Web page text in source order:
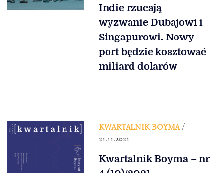
Indie rzucają
wyzwanie Dubajowi i
Singapurowi. Nowy
port będzie kosztować
miliard dolarów
KWARTALNIK BOYMA/
21.11.2021
Kwartalnik Boyma – nr